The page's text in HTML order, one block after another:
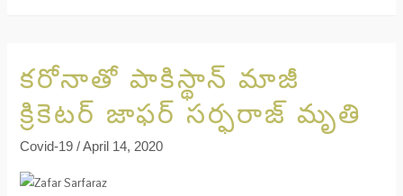
కరోనాతో పాకిస్థాన్ మాజీ
క్రికెట‌ర్ జాఫ‌ర్ స‌ర్ఫ‌రాజ్‌ మృతి
Covid-19 /April 14, 2020